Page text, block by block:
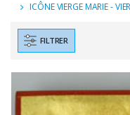
ICÔNE VIERGE MARIE -
FILTRER